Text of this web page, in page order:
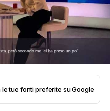
tue fonti preferite su Google